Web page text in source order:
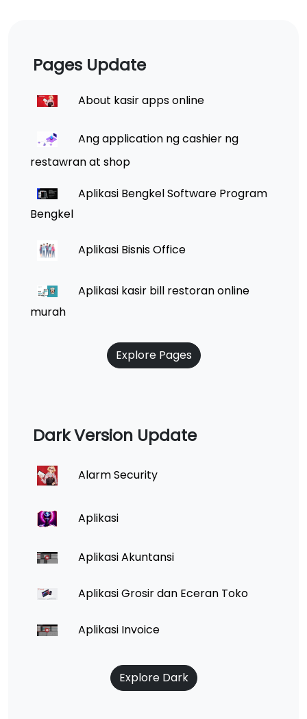
Pages Update
About kasir apps online
Ang application ng cashier ng
restawran at shop
Aplikasi Bengkel Software Program
Bengkel
Aplikasi Bisnis Office
Aplikasi kasir bill restoran online
murah
Explore Pages
Dark Version Update
Alarm Security
Aplikasi
Aplikasi Akuntansi
Aplikasi Grosir dan Eceran Toko
Aplikasi Invoice
Explore Dark